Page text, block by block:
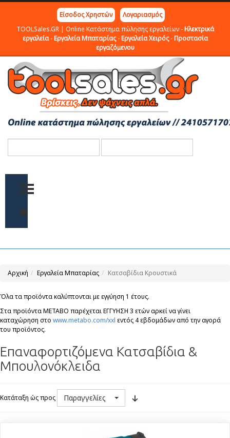
Είσοδος Χρηστών
Λογαριασμός
TOOLSales.GR | Online Κατάστημα πώλησης εργαλείων -Ηλεκτρικά
εργαλεία-Εργαλεία Μπαταρίας-Εργαλεία Χειρός-Προστασία
εργαζόμενου
TOGGLE MENU
Αρχική Εργαλεία Μπαταρίας Κατσαβίδια Κρουστικά
Όλα τα προϊόντα καλύπτονται με εγγύηση 1 έτους.
Στα προϊόντα ΜΕΤΑΒΟ παρέχεται ΕΓΓΥΗΣΗ 3 ετών αρκεί να γίνει
καταχώρηση στο www.metabo.com/xxl εντός 4 εβδομάδων από την αγορά
του προϊόντος.
Επαναφορτιζόμενα Κατσαβίδια &
Μπουλονόκλειδα
Κατάταξη ώς προς Παραγγελίες